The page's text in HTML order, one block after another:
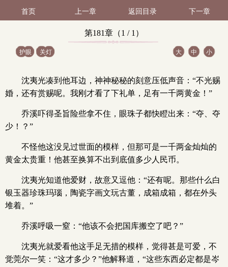
首页 上一章 返回目录 下一章
第181章（1 / 1）
护眼 关灯 大 中 小
沈夷光凑到他耳边，神神秘秘的刻意压低声音：“不光赐
婚，还有赏赐呢。我刚才看了下礼单，足有一千两黄金！”
乔溪吓得圣旨险些拿不住，眼珠子都快瞪出来：“夺、夺
少！？”
不怪他这没见过世面的模样，但那可是一千两金灿灿的
黄金太贵重！他甚至换算不出到底值多少人民币。
沈夷光知道他爱财，故意又逗他：“还有呢。那些什么白
银玉器珍珠玛瑙，陶瓷字画文玩古董，成箱成箱，都在外头
堆着。”
乔溪呼吸一窒：“他该不会把国库搬空了吧？”
沈夷光就爱看他这手足无措的模样，觉得甚是可爱，不
觉莞尔一笑：“这才多少？”他解释道，“这些东西必定都是岑